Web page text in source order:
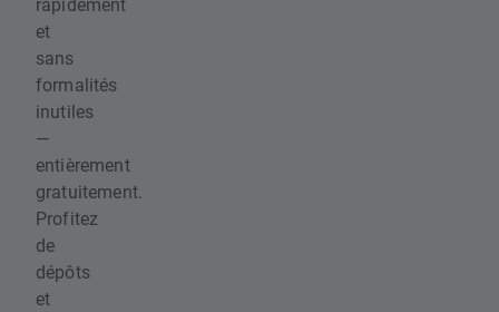
et
sans
formalités
inutiles
—
entièrement
gratuitement.
Profitez
de
dépôts
et